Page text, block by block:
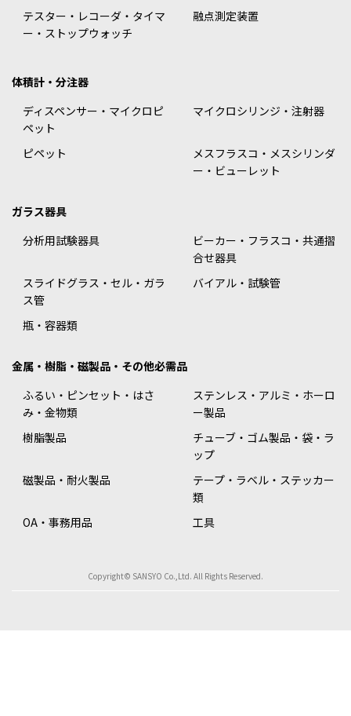
テスター・レコーダ・タイマ
ー・ストップウォッチ
融点測定装置
体積計・分注器
ディスペンサー・マイクロピ
ペット
マイクロシリンジ・注射器
ピペット
メスフラスコ・メスシリンダ
ー・ビューレット
ガラス器具
分析用試験器具
ビーカー・フラスコ・共通摺
合せ器具
スライドグラス・セル・ガラ
ス管
バイアル・試験管
瓶・容器類
金属・樹脂・磁製品・その他必需品
ふるい・ピンセット・はさ
み・金物類
ステンレス・アルミ・ホーロ
ー製品
樹脂製品
チューブ・ゴム製品・袋・ラ
ップ
磁製品・耐火製品
テープ・ラベル・ステッカー
類
OA・事務用品
工具
Copyright© SANSYO Co.,Ltd. All Rights Reserved.